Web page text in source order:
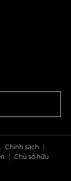
Chính sách
Chủ sở hữu